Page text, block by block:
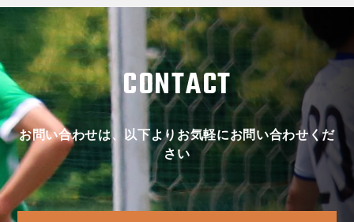
CONTACT
お問い合わせは、以下よりお気軽にお問い合わせくだ
さい